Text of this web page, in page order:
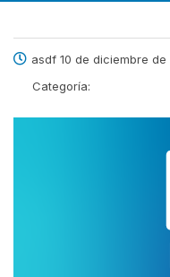
asdf 10 de diciembre de
Categoría: